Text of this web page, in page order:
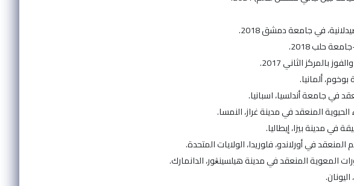
في جامعة دمشق 2018.
حلب 2018.
الثاني 2017.
في جامعة أندلسيا، اسبانيا.
المنعقد في مدينة غراز، النمسا.
في مدينة بيزا، إيطاليا.
في أورلاندو، فلوريدا، الولايات المتحدة.
المعوية المنعقد في مدينة هيلسينڠور، الدانمارك.